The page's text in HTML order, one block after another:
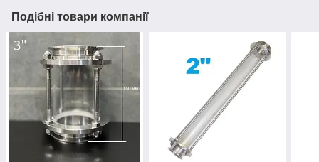
Подібні товари компанії